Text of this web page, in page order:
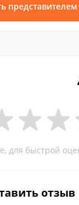
представителем
для быстрой
отзыв